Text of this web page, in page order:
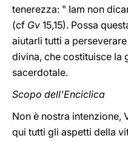
tenerezza: " Iam non
(cf Gv 15,15). Possa
aiutarli tutti a
divina, che costituisce la
sacerdotale.
Scopo dell'Enciclica
Non è nostra intenzione,
qui tutti gli aspetti della